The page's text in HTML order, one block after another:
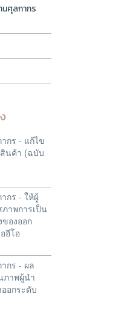
ศุลกากร
กร - แก้ไข
นค้า (ฉบับ
กร - ให้ผู้
าพการเป็น
ของออก
อีโอ
กร - ผล
ภาพผู้นำ
อกระดับ